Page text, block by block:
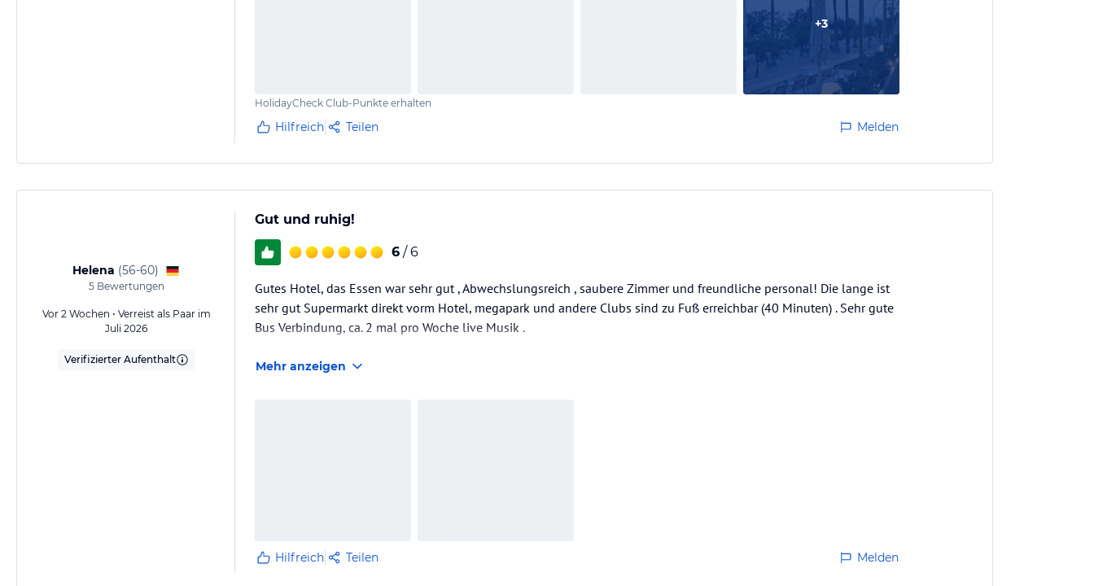
+3
HolidayCheck Club-Punkte erhalten
Hilfreich Teilen Melden
Helena (56-60)
5Bewertungen
Vor 2 Wochen • Verreist als Paar im
Juli 2026
Verifizierter Aufenthalt
Gut und ruhig!
6 / 6
Gutes Hotel, das Essen war sehr gut , Abwechslungsreich , saubere Zimmer und freundliche personal! Die lange ist
sehr gut Supermarkt direkt vorm Hotel, megapark und andere Clubs sind zu Fuß erreichbar (40 Minuten) . Sehr gute
Bus Verbindung, ca. 2 mal pro Woche live Musik .
Mehr anzeigen
Hilfreich Teilen Melden